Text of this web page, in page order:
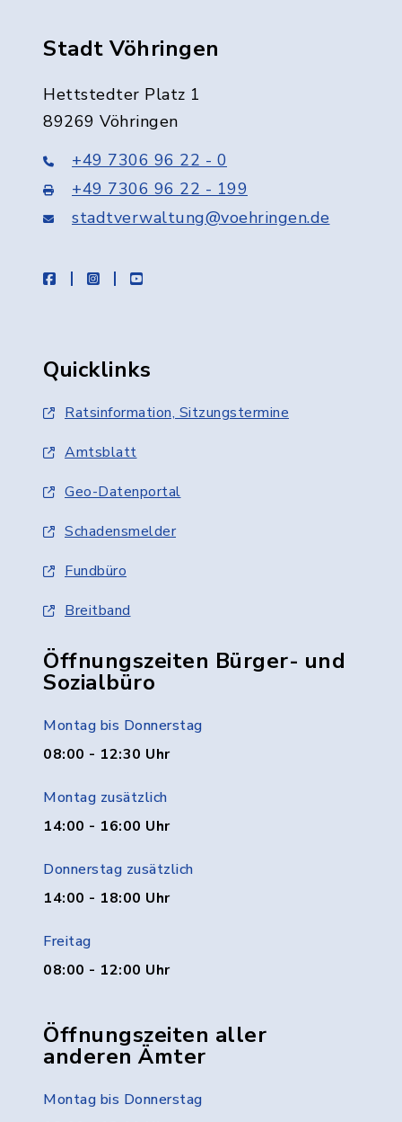
Stadt Vöhringen
Hettstedter Platz 1
89269 Vöhringen
+49 7306 96 22 - 0
+49 7306 96 22 - 199
stadtverwaltung@voehringen.de
facebookinstagramyoutube
Quicklinks
Ratsinformation, Sitzungstermine
Amtsblatt
Geo-Datenportal
Schadensmelder
Fundbüro
Breitband
Öffnungszeiten Bürger- und
Sozialbüro
Montag bis Donnerstag
08:00 - 12:30 Uhr
Montag zusätzlich
14:00 - 16:00 Uhr
Donnerstag zusätzlich
14:00 - 18:00 Uhr
Freitag
08:00 - 12:00 Uhr
Öffnungszeiten aller
anderen Ämter
Montag bis Donnerstag